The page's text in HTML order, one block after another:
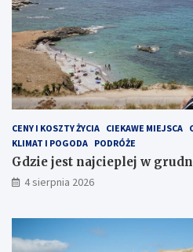
CENY I KOSZTY ŻYCIA CIEKAWE MIEJSCA
KLIMAT I POGODA PODRÓŻE
Gdzie jest najcieplej w
4 sierpnia 2026